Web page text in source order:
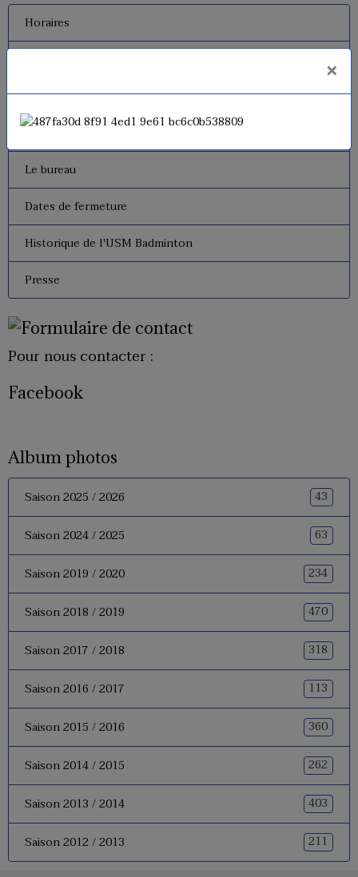
Horaires
Tarifs
Le bureau
Dates de fermeture
Historique de l'USM Badminton
Presse
Pour nous contacter :
Facebook
Album photos
Saison 2025 / 2026 43
Saison 2024 / 2025 63
Saison 2019 / 2020 234
Saison 2018 / 2019 470
Saison 2017 / 2018 318
Saison 2016 / 2017 113
Saison 2015 / 2016 360
Saison 2014 / 2015 262
Saison 2013 / 2014 403
Saison 2012 / 2013 211
×